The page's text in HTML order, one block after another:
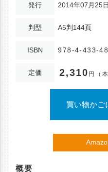
発行 2014年07月25日
判型 A5判144頁
ISBN 978-4-433-
定価 2,310 円 （
買い物かご
概要